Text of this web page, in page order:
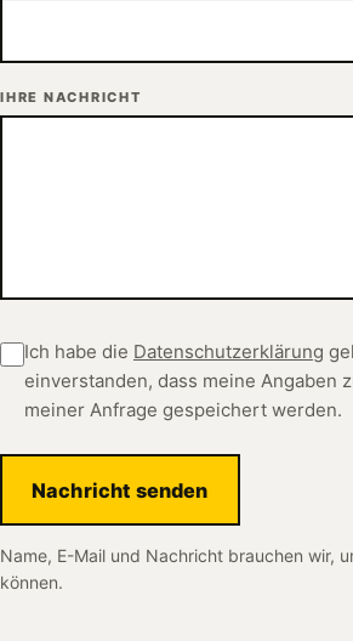
IHRE NACHRICHT
Ich habe die Datenschutzerklärung
einverstanden, dass meine Angaben
meiner Anfrage gespeichert werden.
Nachricht senden
Name, E-Mail und Nachricht brauchen wir,
können.